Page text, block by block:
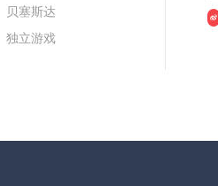
贝塞斯达
独立游戏